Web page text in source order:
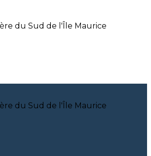
du Sud de l'Île Maurice
du Sud de l'Île Maurice